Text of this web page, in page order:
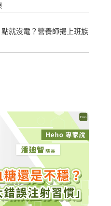
就沒電？營養師揭上班族